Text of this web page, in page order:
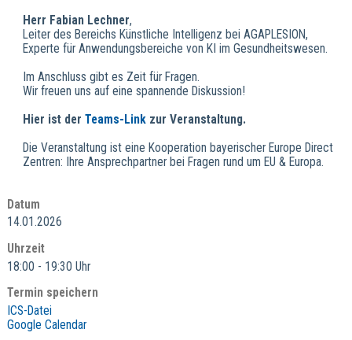
Herr Fabian Lechner,
Leiter des Bereichs Künstliche Intelligenz bei AGAPLESION,
Experte für Anwendungsbereiche von KI im Gesundheitswesen.
Im Anschluss gibt es Zeit für Fragen.
Wir freuen uns auf eine spannende Diskussion!
Hier ist der Teams-Linkzur Veranstaltung.
Die Veranstaltung ist eine Kooperation bayerischer Europe Direct
Zentren: Ihre Ansprechpartner bei Fragen rund um EU & Europa.
Datum
14.01.2026
Uhrzeit
18:00 - 19:30 Uhr
Termin speichern
ICS-Datei
Google Calendar